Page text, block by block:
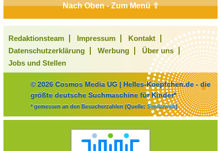
Nach Oben - Zum Menü ⇧
Redaktionsteam Impressum
Kontakt
Datenschutzerklärung
Werbung
Über uns
Jobs und Stellen
© 2026 Cosmos Media UG | Helles-Koepfchen.de - die
größte deutsche Suchmaschine für Kinder*
* gemessen an den Besucherzahlen (Quelle: Similarweb)